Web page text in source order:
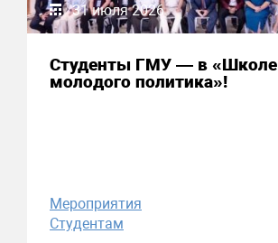
31 июля 2026
Студенты ГМУ — в «Школе
молодого политика»!
Мероприятия
Студентам